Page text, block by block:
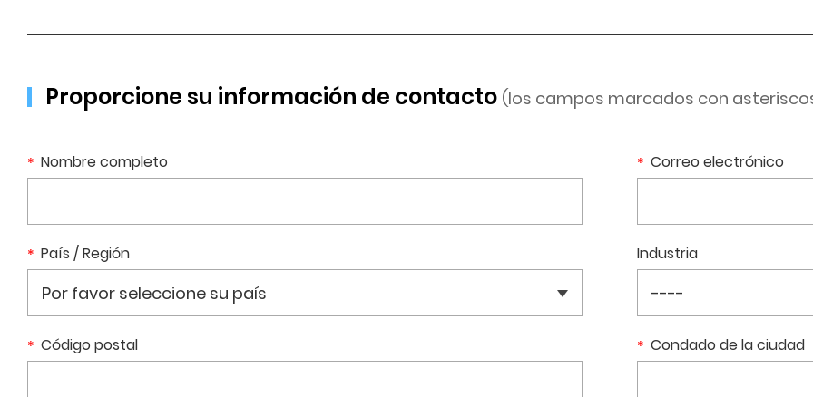
Proporcione su información de contacto (los campos marcados con
Nombre completo Correo electrónico
País / Región Industria
Código postal Condado de la ciudad